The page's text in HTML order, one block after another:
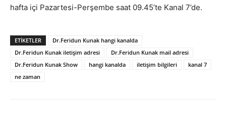
hafta içi Pazartesi-Perşembe saat 09.45’te Kanal 7’de.
ETIKETLER
Dr.Feridun Kunak hangi kanalda
Dr.Feridun Kunak iletişim adresi
Dr.Feridun Kunak mail adresi
Dr.Feridun Kunak Show
hangi kanalda iletişim bilgileri
kanal 7
ne zaman